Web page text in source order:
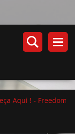
Aqui ! - Freedom